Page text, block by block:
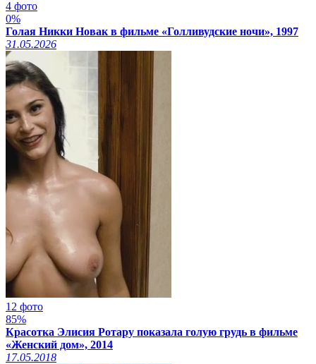
4 фото
0%
Голая Никки Новак в фильме «Голливудские ночи», 1997
31.05.2026
12 фото
85%
Красотка Элисия Ротару показала голую грудь в фильме
«Женский дом», 2014
17.05.2018